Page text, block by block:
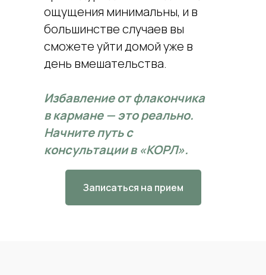
ощущения минимальны, и в
большинстве случаев вы
сможете уйти домой уже в
день вмешательства.
Избавление от флакончика
в кармане — это реально.
Начните путь с
консультации в «КОРЛ».
Записаться на прием